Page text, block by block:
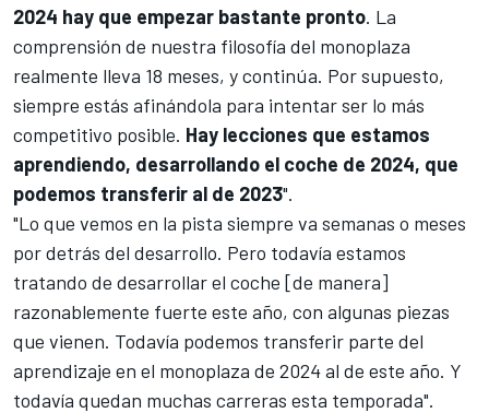
2024 hay que empezar bastante pronto. La
comprensión de nuestra filosofía del monoplaza
realmente lleva 18 meses, y continúa. Por supuesto,
siempre estás afinándola para intentar ser lo más
competitivo posible. Hay lecciones que estamos
aprendiendo, desarrollando el coche de 2024, que
podemos transferir al de 2023".
"Lo que vemos en la pista siempre va semanas o meses
por detrás del desarrollo. Pero todavía estamos
tratando de desarrollar el coche [de manera]
razonablemente fuerte este año, con algunas piezas
que vienen. Todavía podemos transferir parte del
aprendizaje en el monoplaza de 2024 al de este año. Y
todavía quedan muchas carreras esta temporada".